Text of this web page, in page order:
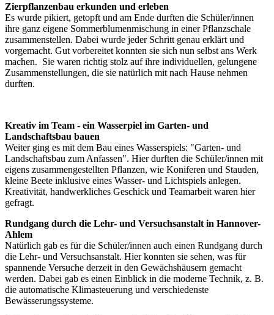
Zierpflanzenbau erkunden und erleben
Es wurde pikiert, getopft und am Ende durften die Schüler/innen
ihre ganz eigene Sommerblumenmischung in einer Pflanzschale
zusammenstellen. Dabei wurde jeder Schritt genau erklärt und
vorgemacht. Gut vorbereitet konnten sie sich nun selbst ans Werk
machen. Sie waren richtig stolz auf ihre individuellen, gelungene
Zusammenstellungen, die sie natürlich mit nach Hause nehmen
durften.
Kreativ im Team - ein Wasserpiel im Garten- und
Landschaftsbau bauen
Weiter ging es mit dem Bau eines Wasserspiels: "Garten- und
Landschaftsbau zum Anfassen". Hier durften die Schüler/innen mit
eigens zusammengestellten Pflanzen, wie Koniferen und Stauden,
kleine Beete inklusive eines Wasser- und Lichtspiels anlegen.
Kreativität, handwerkliches Geschick und Teamarbeit waren hier
gefragt.
Rundgang durch die Lehr- und Versuchsanstalt in Hannover-
Ahlem
Natürlich gab es für die Schüler/innen auch einen Rundgang durch
die Lehr- und Versuchsanstalt. Hier konnten sie sehen, was für
spannende Versuche derzeit in den Gewächshäusern gemacht
werden. Dabei gab es einen Einblick in die moderne Technik, z. B.
die automatische Klimasteuerung und verschiedenste
Bewässerungssysteme.